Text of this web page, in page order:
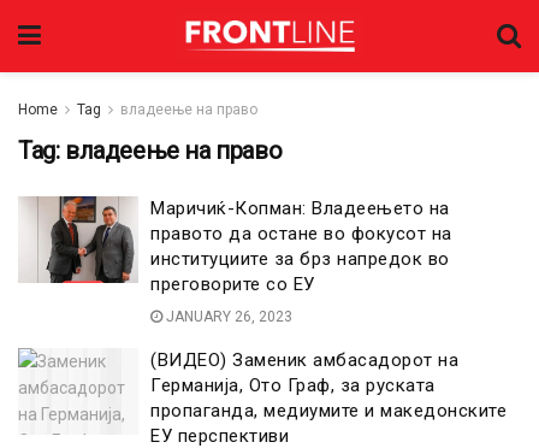
Home Tag владеење на право
Tag: владеење на право
Маричиќ-Копман: Владеењето на
правото да остане во фокусот на
институциите за брз напредок во
преговорите со ЕУ
JANUARY 26, 2023
(ВИДЕО) Заменик амбасадорот на
Германија, Ото Граф, за руската
пропаганда, медиумите и македонските
ЕУ перспективи